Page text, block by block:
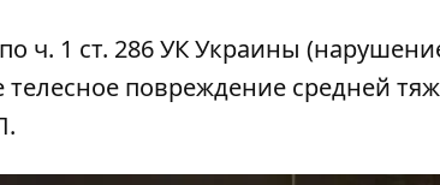
ч. 1 ст. 286 УК Украины
повреждение средней